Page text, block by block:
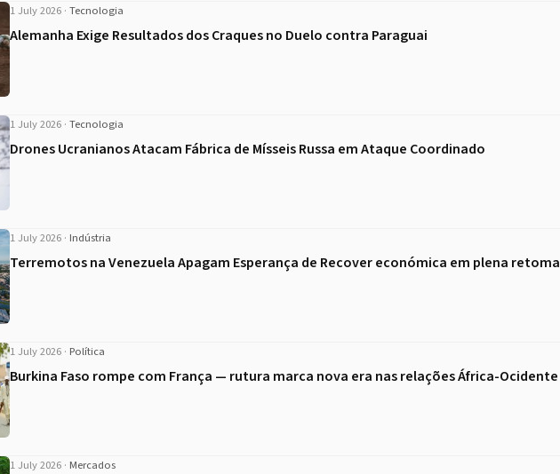
1 July 2026 · Tecnologia
Alemanha Exige Resultados dos Craques no Duelo contra Paraguai
1 July 2026 · Tecnologia
Drones Ucranianos Atacam Fábrica de Mísseis Russa em Ataque Coordinado
1 July 2026 · Indústria
Terremotos na Venezuela Apagam Esperança de Recover económica em plena retoma
1 July 2026 · Política
Burkina Faso rompe com França — rutura marca nova era nas relações África-Ocidente
1 July 2026 · Mercados